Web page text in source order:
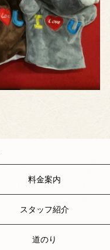
料金案内
スタッフ紹介
道のり